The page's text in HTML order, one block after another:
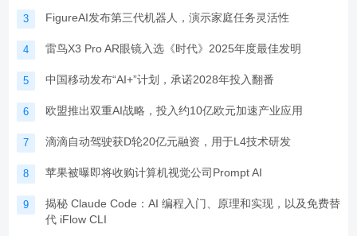
3 FigureAI发布第三代机器人，演示家庭任务灵活性
4 雷鸟X3 Pro AR眼镜入选《时代》2025年度最佳发明
5 中国移动发布“AI+”计划，承诺2028年投入翻番
6 欧盟推出双重AI战略，投入约10亿欧元加速产业应用
7 滴滴自动驾驶获D轮20亿元融资，用于L4技术研发
8 苹果被曝即将收购计算机视觉公司Prompt AI
9
揭秘 Claude Code：AI 编程入门、原理和实现，以及免费替
代 iFlow CLI